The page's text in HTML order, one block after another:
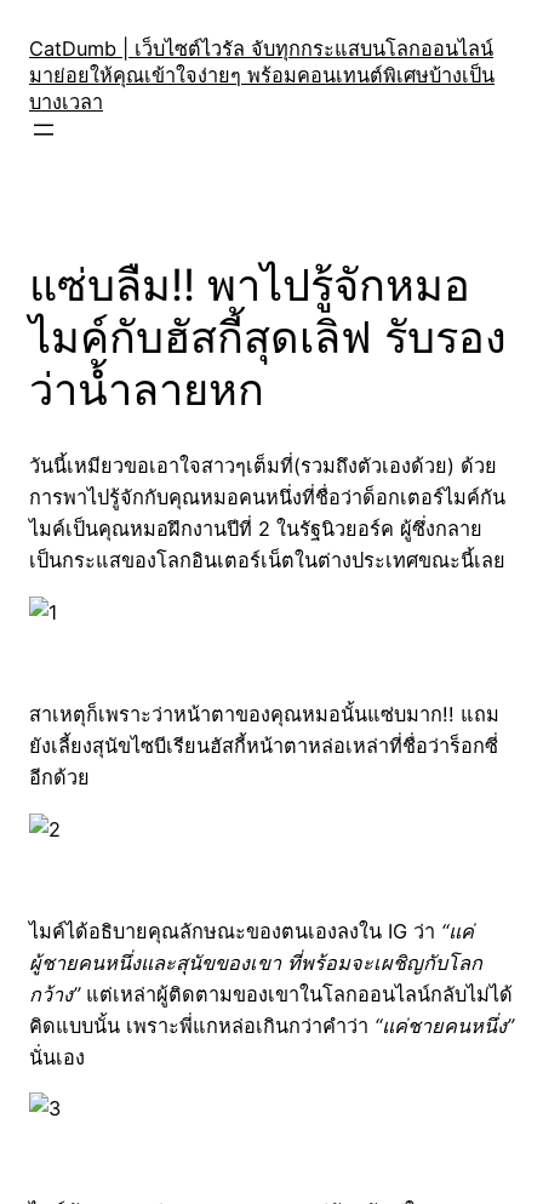
content
CatDumb | เว็บไซต์ไวรัล จับทุกกระแสบนโลกออนไลน์
มาย่อยให้คุณเข้าใจง่ายๆ พร้อมคอนเทนต์พิเศษบ้างเป็น
บางเวลา
แซ่บลืม!! พาไปรู้จักหมอ
ไมค์กับฮัสกี้สุดเลิฟ รับรอง
ว่าน้ำลายหก
วันนี้เหมียวขอเอาใจสาวๆเต็มที่(รวมถึงตัวเองด้วย) ด้วย
การพาไปรู้จักกับคุณหมอคนหนึ่งที่ชื่อว่าด็อกเตอร์ไมค์กัน
ไมค์เป็นคุณหมอฝึกงานปีที่ 2 ในรัฐนิวยอร์ค ผู้ซึ่งกลาย
เป็นกระแสของโลกอินเตอร์เน็ตในต่างประเทศขณะนี้เลย
สาเหตุก็เพราะว่าหน้าตาของคุณหมอนั้นแซ่บมาก!! แถม
ยังเลี้ยงสุนัขไซบีเรียนฮัสกี้หน้าตาหล่อเหล่าที่ชื่อว่าร็อกซี่
อีกด้วย
ไมค์ได้อธิบายคุณลักษณะของตนเองลงใน IG ว่า “แค่
ผู้ชายคนหนึ่งและสุนัขของเขา ที่พร้อมจะเผชิญกับโลก
กว้าง”แต่เหล่าผู้ติดตามของเขาในโลกออนไลน์กลับไม่ได้
คิดแบบนั้น เพราะพี่แกหล่อเกินกว่าคำว่า “แค่ชายคนหนึ่ง”
นั่นเอง